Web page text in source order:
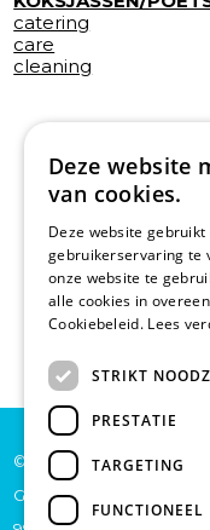
catering
care
cleaning
© De Backer CP bv
Grote Baan 45
Deze website
van cookies.
Deze website gebruikt
gebruikerservaring te
onze website te
alle cookies in
Cookiebeleid. Lees
STRIKT
PRESTATIE
TARGETING
FUNCTIONEEL